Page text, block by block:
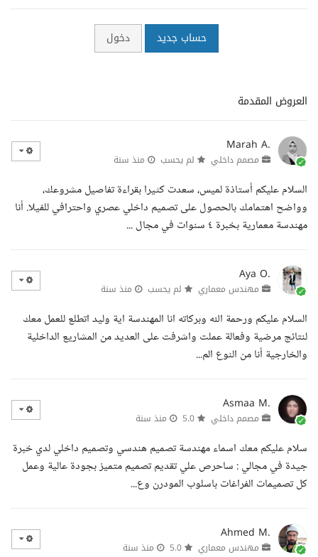
حساب جديد دخول
العروض المقدمة
Marah A.
مصمم داخلي لم يحسب منذ سنة
السلام عليكم أستاذة لميس، سعدت كثيرا بقراءة تفاصيل مشروعك،
وواضح اهتمامك بالحصول على تصميم داخلي عصري واحترافي للفيلا. أنا
مهندسة معمارية بخبرة ٤ سنوات في مجال ...
Aya O.
مهندس معماري لم يحسب منذ سنة
السلام عليكم ورحمة الله وبركاته انا المهندسة اية وليد اتطلع للعمل معك
لنتائج مرضية وفعالة عملت واشرفت على العديد من المشاريع الداخلية
والخارجية أنا من النوع الم...
Asmaa M.
مصمم داخلي منذ سنة
سلام عليكم معك اسماء مهندسة تصميم هندسي وتصميم داخلي لدي خبرة
جيدة في مجالي : ساحرص علي تقديم تصميم متميز بجودة عالية وعمل
كل تصميمات الفراغات باسلوب المودرن وع...
Ahmed M.
مهندس معماري منذ سنة